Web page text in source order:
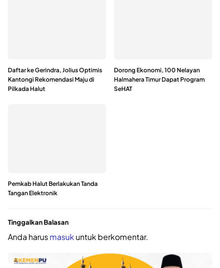
Daftar ke Gerindra, Jolius Optimis
Kantongi Rekomendasi Maju di
Pilkada Halut
Dorong Ekonomi, 100 Nelayan
Halmahera Timur Dapat Program
SeHAT
Pemkab Halut Berlakukan Tanda
Tangan Elektronik
Tinggalkan Balasan
Anda harusmasuk untuk berkomentar.